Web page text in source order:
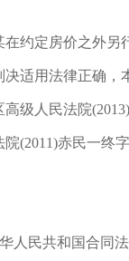
约定房价之外另
适用法律正确，
级人民法院
(2011)赤民一终
民共和国合同法